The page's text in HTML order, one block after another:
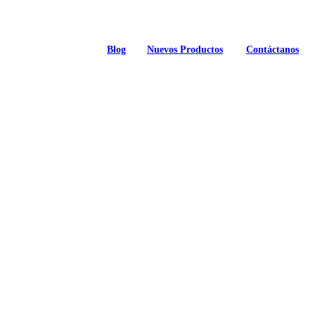
Blog Nuevos Productos Contáctanos